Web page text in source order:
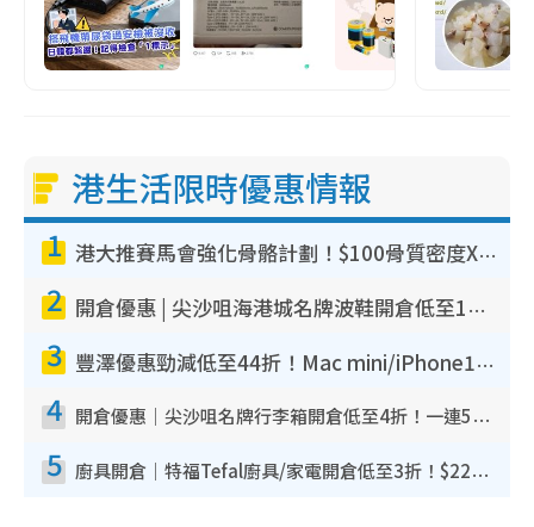
港生活限時優惠情報
1 港大推賽馬會強化骨骼計劃！$100骨質密度X光檢查 完成免費運動訓練送超市禮券！附參加資格
2 開倉優惠 | 尖沙咀海港城名牌波鞋開倉低至1折！On鞋$899起／Joy&Peace鞋履$98起
3 豐澤優惠勁減低至44折！Mac mini/iPhone17Pro大減價！廚房家電$220起
4 開倉優惠｜尖沙咀名牌行李箱開倉低至4折！一連5日 American Tourister/ace./Hallmark $200起！
5 廚具開倉｜特福Tefal廚具/家電開倉低至3折！$220起買平底鍋/炒鑊/湯煲！電飯煲/吸塵機/燙斗$418起